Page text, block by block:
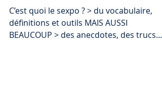
C’est quoi le sexpo ? > du vocabulaire,
définitions et outils MAIS AUSSI
BEAUCOUP > des anecdotes, des trucs